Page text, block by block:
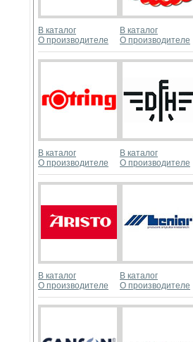
В каталог
О производителе
В каталог
О производителе
В каталог
О производителе
В каталог
О производителе
В каталог
О производителе
В каталог
О производителе